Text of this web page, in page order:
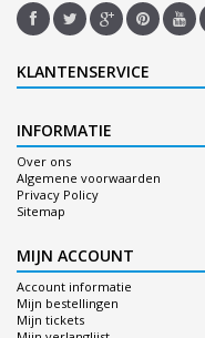
KLANTENSERVICE
INFORMATIE
Over ons
Algemene voorwaarden
Privacy Policy
Sitemap
MIJN ACCOUNT
Account informatie
Mijn bestellingen
Mijn tickets